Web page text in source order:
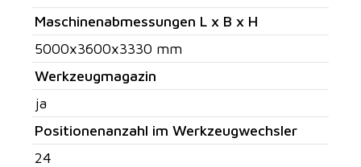
Maschinenabmessungen L x B x H
5000x3600x3330 mm
Werkzeugmagazin
ja
Positionenanzahl im Werkzeugwechsler
24